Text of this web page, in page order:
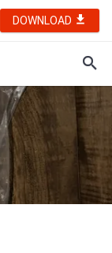
DOWNLOAD